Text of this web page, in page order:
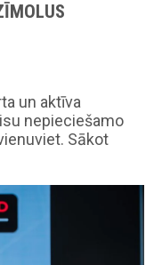
un aktīva
nepieciešamo
Sākot